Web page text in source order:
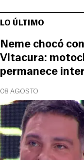
LO ÚLTIMO
08 AGOSTO
Neme chocó
Vitacura:
permanece